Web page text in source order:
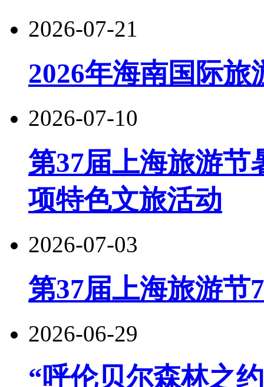
2026-07-21
2026年海南国际
2026-07-10
第37届上海旅游节
项特色文旅活动
2026-07-03
第37届上海旅游节
2026-06-29
“呼伦贝尔森林之